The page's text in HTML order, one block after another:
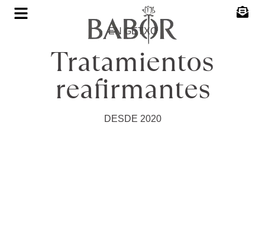
EN GETXO
Tratamientos
reafirmantes
DESDE 2020